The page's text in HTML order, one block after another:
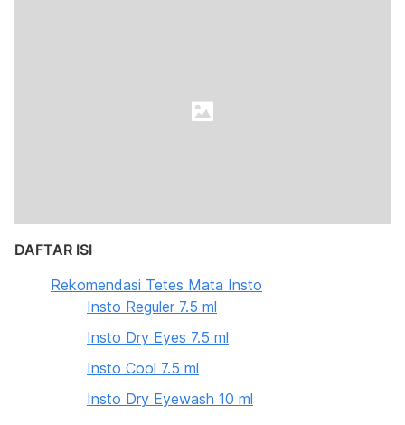
DAFTAR ISI
Rekomendasi Tetes Mata Insto
Insto Reguler 7.5 ml
Insto Dry Eyes 7.5 ml
Insto Cool 7.5 ml
Insto Dry Eyewash 10 ml